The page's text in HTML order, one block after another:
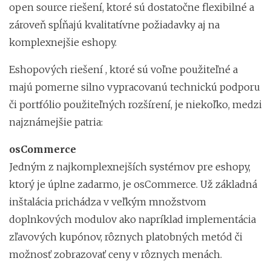
open source riešení, ktoré sú dostatočne flexibilné a
zároveň spĺňajú kvalitatívne požiadavky aj na
komplexnejšie eshopy.
Eshopových riešení , ktoré sú voľne použiteľné a
majú pomerne silno vypracovanú technickú podporu
či portfólio použiteľných rozšírení, je niekoľko, medzi
najznámejšie patria:
osCommerce
Jedným z najkomplexnejších systémov pre eshopy,
ktorý je úplne zadarmo, je osCommerce. Už základná
inštalácia prichádza v veľkým množstvom
doplnkových modulov ako napríklad implementácia
zľavových kupónov, rôznych platobných metód či
možnosť zobrazovať ceny v rôznych menách.